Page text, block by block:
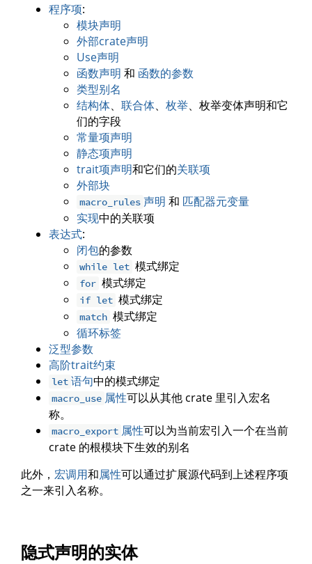
程序项:
模块声明
外部crate声明
Use声明
函数声明 和 函数的参数
类型别名
结构体、 联合体、 枚举、枚举变体声明和它
们的字段
常量项声明
静态项声明
trait项声明和它们的关联项
外部块
macro_rules 声明 和 匹配器元变量
实现中的关联项
表达式:
闭包的参数
while let 模式绑定
for 模式绑定
if let 模式绑定
match 模式绑定
循环标签
泛型参数
高阶trait约束
let 语句中的模式绑定
macro_use 属性可以从其他 crate 里引入宏名
称。
macro_export 属性可以为当前宏引入一个在当前
crate 的根模块下生效的别名
此外， 宏调用和属性可以通过扩展源代码到上述程序项
之一来引入名称。
隐式声明的实体